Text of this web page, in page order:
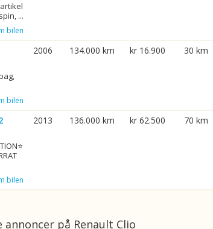
...
bilen
bilen
2006 134.000 km kr 16.900 30 km
bilen
2013 136.000 km kr 62.500 70 km
annoncer på Renault Clio